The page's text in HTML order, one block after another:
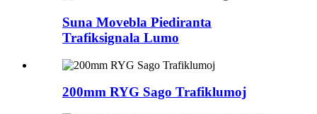
Suna Movebla Piediranta
Trafiksignala Lumo
200mm RYG Sago Trafiklumoj